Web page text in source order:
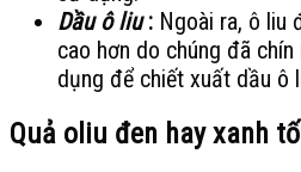
Dầu ô liu: Ngoài ra, ô liu
cao hơn do chúng đã
dụng để chiết xuất dầu ô
Quả oliu đen hay xanh